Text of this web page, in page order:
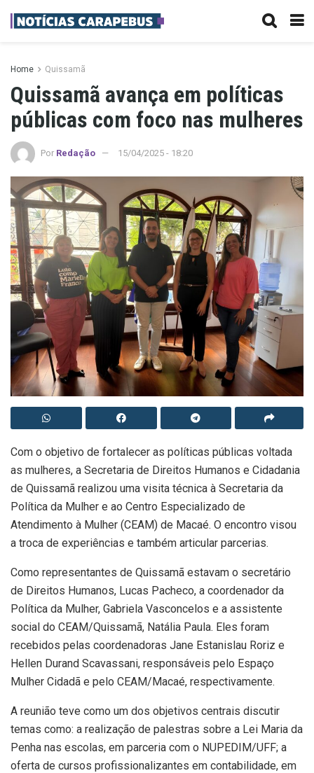
Home Quissamã
Quissamã avança em políticas
públicas com foco nas mulheres
Por Redação 15/04/2025 - 18:20
Com o objetivo de fortalecer as políticas públicas voltada
as mulheres, a Secretaria de Direitos Humanos e Cidadania
de Quissamã realizou uma visita técnica à Secretaria da
Política da Mulher e ao Centro Especializado de
Atendimento à Mulher (CEAM) de Macaé. O encontro visou
a troca de experiências e também articular parcerias.
Como representantes de Quissamã estavam o secretário
de Direitos Humanos, Lucas Pacheco, a coordenador da
Política da Mulher, Gabriela Vasconcelos e a assistente
social do CEAM/Quissamã, Natália Paula. Eles foram
recebidos pelas coordenadoras Jane Estanislau Roriz e
Hellen Durand Scavassani, responsáveis pelo Espaço
Mulher Cidadã e pelo CEAM/Macaé, respectivamente.
A reunião teve como um dos objetivos centrais discutir
temas como: a realização de palestras sobre a Lei Maria da
Penha nas escolas, em parceria com o NUPEDIM/UFF; a
oferta de cursos profissionalizantes em contabilidade, em